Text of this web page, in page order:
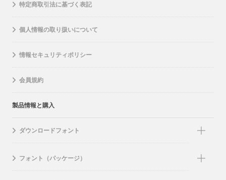
特定商取引法に基づく表記
個人情報の取り扱いについて
情報セキュリティポリシー
会員規約
製品情報と購入
ダウンロードフォント
フォント（パッケージ）